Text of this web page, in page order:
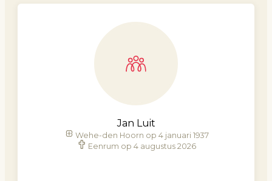
Jan Luit
Wehe-den Hoorn op 4 januari 1937
Eenrum op 4 augustus 2026